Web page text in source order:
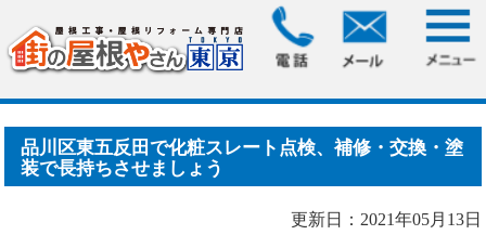
> 品川区東五反田で化粧スレート点検、補
修・交換・塗装で長持ちさ.....
品川区東五反田で化粧スレート点検、補修・交換・塗
装で長持ちさせましょう
更新日：2021年05月13日